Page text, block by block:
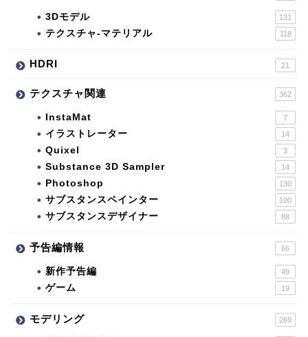
3Dモデル 131
テクスチャ-マテリアル 118
HDRI 21
テクスチャ関連 362
InstaMat 7
イラストレーター 14
Quixel 3
Substance 3D Sampler 14
Photoshop 130
サブスタンスペインター 100
サブスタンスデザイナー 88
予告編情報 66
新作予告編 49
ゲーム 19
モデリング 269